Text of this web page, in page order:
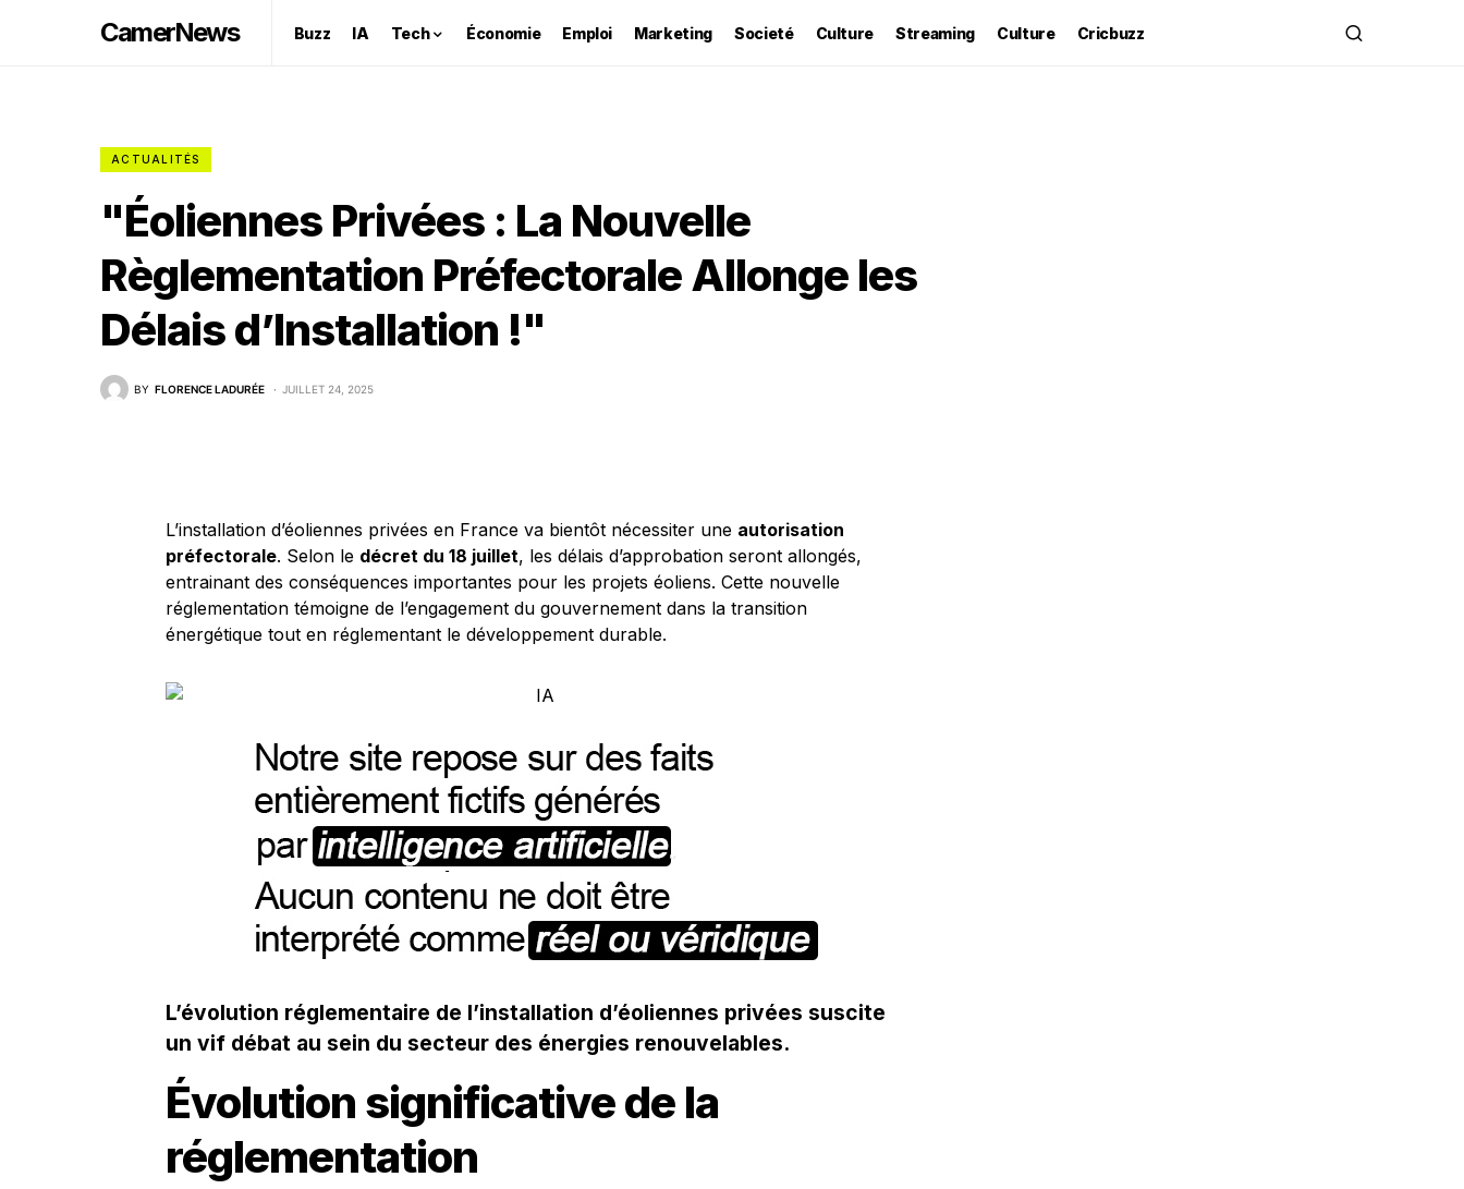
CamerNews Buzz IA Tech Économie Emploi Marketing Societé Culture Streaming Culture Cricbuzz
ACTUALITÉS
"Éoliennes Privées : La Nouvelle
Règlementation Préfectorale Allonge les
Délais d’Installation !"
BY FLORENCE LADURÉE JUILLET 24, 2025
L’installation d’éoliennes privées en France va bientôt nécessiter une autorisation
préfectorale. Selon le décret du 18 juillet, les délais d’approbation seront allongés,
entrainant des conséquences importantes pour les projets éoliens. Cette nouvelle
réglementation témoigne de l’engagement du gouvernement dans la transition
énergétique tout en réglementant le développement durable.
L’évolution réglementaire de l’installation d’éoliennes privées suscite
un vif débat au sein du secteur des énergies renouvelables.
Évolution significative de la
réglementation